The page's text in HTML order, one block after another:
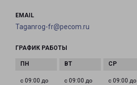
EMAIL
Taganrog-fr@pecom.ru
ГРАФИК РАБОТЫ
с 09:00 до
с 09:00 до
с 09:00 до